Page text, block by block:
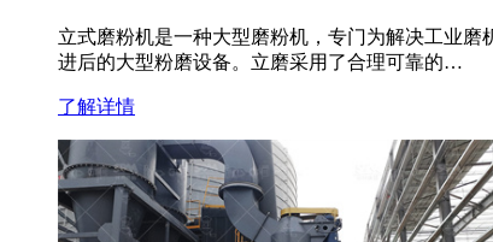
立式磨粉机是一种大型磨粉机，专门为解决工业
进后的大型粉磨设备。立磨采用了合理可靠的…
了解详情